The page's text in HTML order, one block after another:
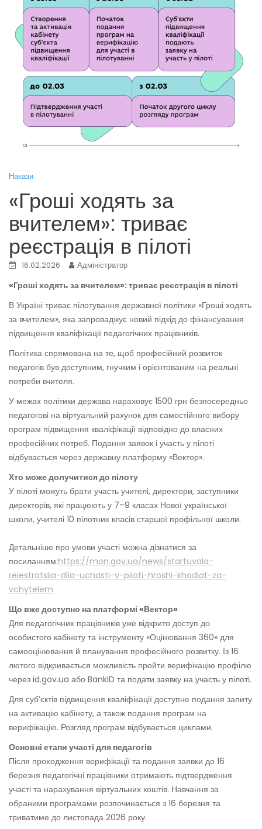
Накази
«Гроші ходять за
вчителем»: триває
реєстрація в пілоті
16.02.2026 Адміністратор
«Гроші ходять за вчителем»: триває реєстрація в пілоті
В Україні триває пілотування державної політики «Гроші ходять
за вчителем», яка запроваджує новий підхід до фінансування
підвищення кваліфікації педагогічних працівників.
Політика спрямована на те, щоб професійний розвиток
педагогів був доступним, гнучким і орієнтованим на реальні
потреби вчителя.
У межах політики держава нараховує 1500 грн безпосередньо
педагогові на віртуальний рахунок для самостійного вибору
програм підвищення кваліфікації відповідно до власних
професійних потреб. Подання заявок і участь у пілоті
відбувається через державну платформу «Вектор».
Хто може долучитися до пілоту
У пілоті можуть брати участь учителі, директори, заступники
директорів, які працюють у 7–9 класах Нової української
школи, учителі 10 пілотних класів старшої профільної школи.
Детальніше про умови участі можна дізнатися за
посиланням:https://mon.gov.ua/news/startuvala-
reiestratsiia-dlia-uchasti-v-piloti-hroshi-khodiat-za-
vchytelem
Що вже доступно на платформі «Вектор»
Для педагогічних працівників уже відкрито доступ до
особистого кабінету та інструменту «Оцінювання 360» для
самооцінювання й планування професійного розвитку. Із 16
лютого відкривається можливість пройти верифікацію профілю
через id.gov.ua або BankID та подати заявку на участь у пілоті.
Для суб’єктів підвищення кваліфікації доступне подання запиту
на активацію кабінету, а також подання програм на
верифікацію. Розгляд програм відбувається циклами.
Основні етапи участі для педагогів
Після проходження верифікації та подання заявки до 16
березня педагогічні працівники отримають підтвердження
участі та нарахування віртуальних коштів. Навчання за
обраними програмами розпочинається з 16 березня та
триватиме до листопада 2026 року.